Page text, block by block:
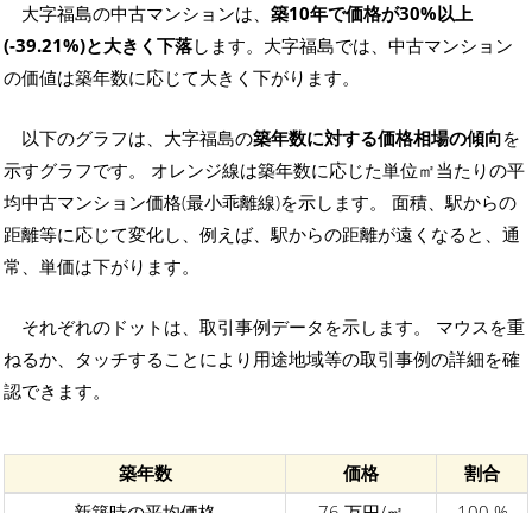
大字福島の中古マンションは、 築10年で価格が30%以上
(-39.21%)と大きく下落します。大字福島では、中古マンション
の価値は築年数に応じて大きく下がります。
以下のグラフは、大字福島の築年数に対する価格相場の傾向を
示すグラフです。 オレンジ線は築年数に応じた単位㎡当たりの平
均中古マンション価格(最小乖離線)を示します。 面積、駅からの
距離等に応じて変化し、例えば、駅からの距離が遠くなると、通
常、単価は下がります。
それぞれのドットは、取引事例データを示します。 マウスを重
ねるか、タッチすることにより用途地域等の取引事例の詳細を確
認できます。
築年数 価格
割合